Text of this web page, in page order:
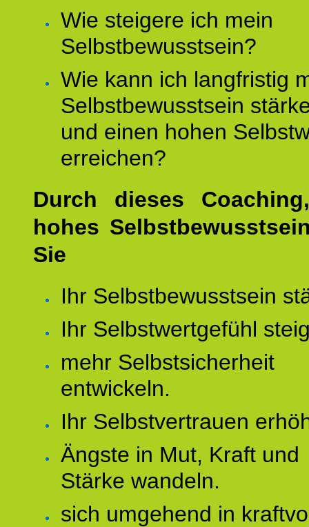
Wie steigere ich mein
Selbstbewusstsein?
Wie kann ich langfristig
Selbstbewusstsein
und einen hohen
erreichen?
Durch dieses
hohes
Sie
Ihr Selbstbewusstsein
Ihr Selbstwertgefühl
mehr Selbstsicherheit
entwickeln.
Ihr Selbstvertrauen
Ängste in Mut, Kraft und
Stärke wandeln.
sich umgehend in